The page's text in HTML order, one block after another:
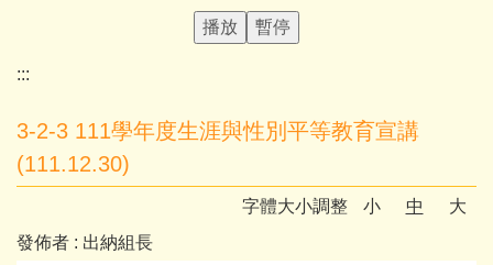
播放 暫停
:::
3-2-3 111學年度生涯與性別平等教育宣講
(111.12.30)
字體大小調整 小 中
大
發佈者 : 出納組長